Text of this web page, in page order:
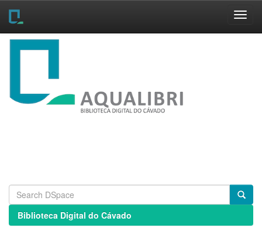
Skip
Biblioteca Digital do Cávado